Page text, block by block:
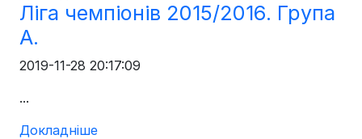
Ліга чемпіонів 2015/2016. Група
А.
2019-11-28 20:17:09
...
Докладніше